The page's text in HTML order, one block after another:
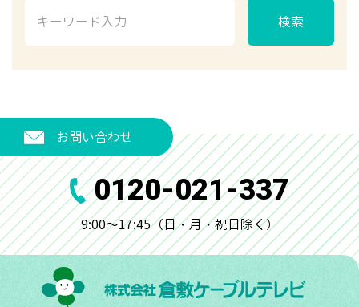
検索
お問い合わせ
0120-021-337
9:00～17:45（日・月・祝日除く）